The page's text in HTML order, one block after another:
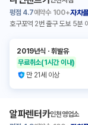
평점 4.7예약수 100+자차
호구포역 2번 출구 도보 5분
2019년식 ㆍ휘발유
무료취소(1시간 이내)
만 21세 이상
알파렌터카인천영업소